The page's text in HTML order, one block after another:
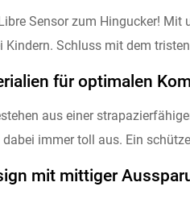
Sensor zum Hingucker!
Kindern. Schluss mit dem
für optimalen
aus einer
immer toll aus. Ein
mit mittiger